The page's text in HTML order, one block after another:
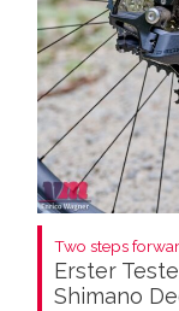
Two steps
Erster
Shimano